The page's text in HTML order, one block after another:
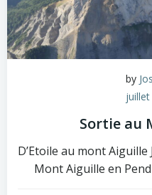
by
Sortie au
D’Etoile au mont
Mont Aiguille en